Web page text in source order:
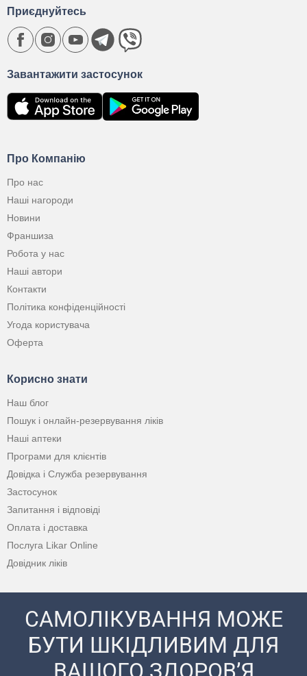
Про Компанію
Про нас
Наші нагороди
Новини
Франшиза
Робота у нас
Наші автори
Контакти
Політика конфіденційності
Угода користувача
Оферта
Корисно знати
Наш блог
Пошук і онлайн-резервування ліків
Наші аптеки
Програми для клієнтів
Довідка і Служба резервування
Застосунок
Запитання і відповіді
Оплата і доставка
Послуга Likar Online
Довідник ліків
Завантажити застосунок
Приєднуйтесь
САМОЛІКУВАННЯ МОЖЕ
БУТИ ШКІДЛИВИМ ДЛЯ